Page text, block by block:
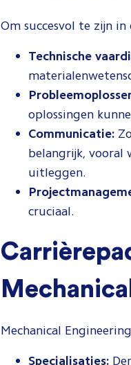
Om succesvol te zijn
Technische
oplossingen
Communicatie:
belangrijk, vooral
uitleggen.
cruciaal.
Mechanical
Specialisaties: